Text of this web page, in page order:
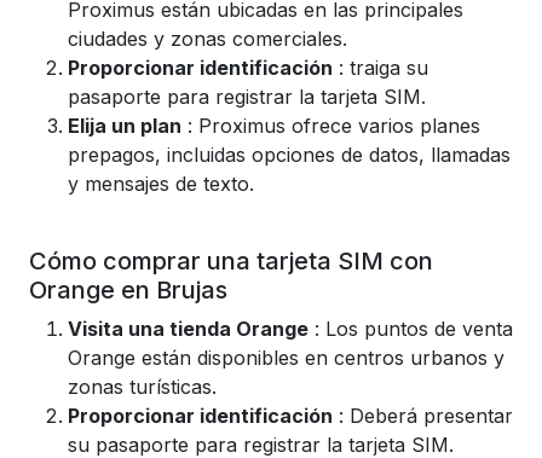
Proximus están ubicadas en las principales
ciudades y zonas comerciales.
Proporcionar identificación : traiga su
pasaporte para registrar la tarjeta SIM.
Elija un plan : Proximus ofrece varios planes
prepagos, incluidas opciones de datos, llamadas
y mensajes de texto.
Cómo comprar una tarjeta SIM con
Orange en Brujas
Visita una tienda Orange : Los puntos de venta
Orange están disponibles en centros urbanos y
zonas turísticas.
Proporcionar identificación : Deberá presentar
su pasaporte para registrar la tarjeta SIM.